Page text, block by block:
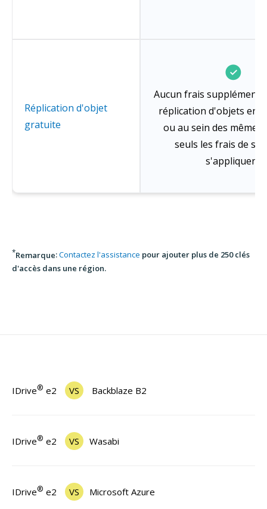
Réplication d'objet
gratuite
Aucun frais
réplication d'objets
ou au sein des mêmes
seuls les frais de
s'appliquent
*Remarque:Contactez l'assistance pour ajouter plus de 250 clés
d'accès dans une région.
IDrive® e2 VS Backblaze B2
IDrive® e2 VS Wasabi
IDrive® e2 VS Microsoft Azure